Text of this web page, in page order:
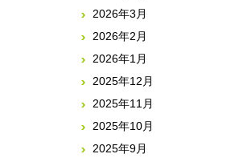
2026年3月
2026年2月
2026年1月
2025年12月
2025年11月
2025年10月
2025年9月